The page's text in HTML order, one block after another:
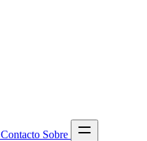
Contacto Sobre